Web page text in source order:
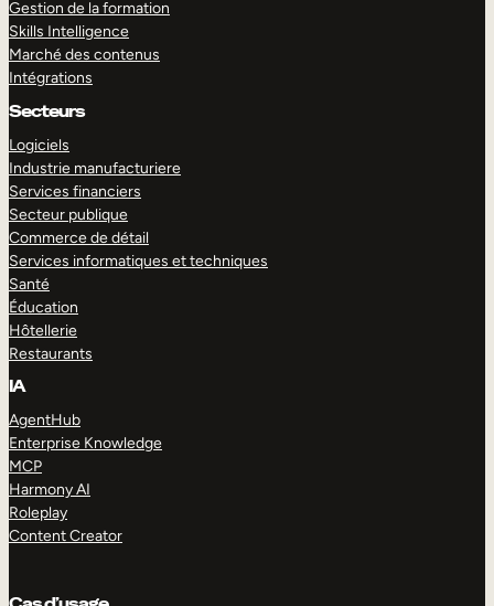
Gestion de la formation
Skills Intelligence
Marché des contenus
Intégrations
Secteurs
Logiciels
Industrie manufacturiere
Services financiers
Secteur publique
Commerce de détail
Services informatiques et techniques
Santé
Éducation
Hôtellerie
Restaurants
IA
AgentHub
Enterprise Knowledge
MCP
Harmony AI
Roleplay
Content Creator